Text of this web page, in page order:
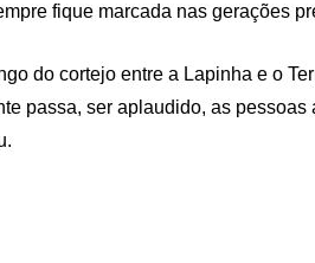
fique marcada nas gerações
do cortejo entre a Lapinha e o
passa, ser aplaudido, as